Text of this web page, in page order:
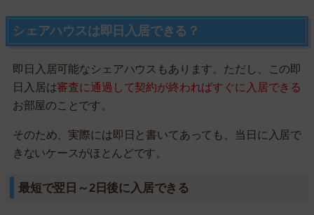
シェアハウスは即日入居できる？
即日入居可能なシェアハウスもあります。ただし、この即
日入居は審査に通過して契約が終わればすぐに入居できる
お部屋のことです。
そのため、実際には即日と書いてあっても、当日に入居で
きないケースがほとんどです。
最短で翌日～2日後に入居できる